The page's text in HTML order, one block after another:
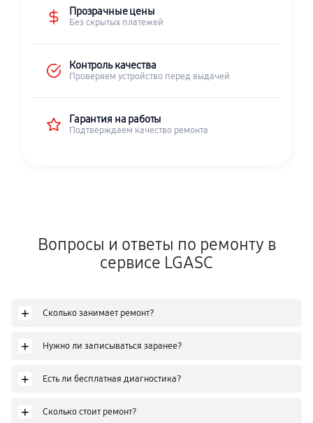
Прозрачные цены
Без скрытых платежей
Контроль качества
Проверяем устройство перед выдачей
Гарантия на работы
Подтверждаем качество ремонта
Вопросы и ответы по ремонту в
сервисе LGASC
+ Сколько занимает ремонт?
+ Нужно ли записываться заранее?
+ Есть ли бесплатная диагностика?
+ Сколько стоит ремонт?